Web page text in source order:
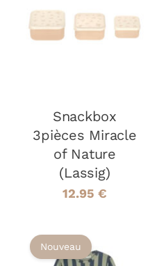
AJOUTER AU
PANIER
/
Snackbox
3pièces Miracle
of Nature
(Lassig)
12.95 €
Nouveau